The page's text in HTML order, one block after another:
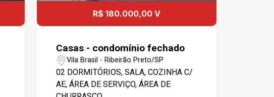
R$ 180.000,00 V
Casas - condomínio fechado
Vila Brasil - Ribeirão Preto/SP
02 DORMITÓRIOS, SALA, COZINHA C/
AE, ÁREA DE SERVIÇO, ÁREA DE